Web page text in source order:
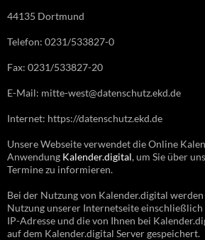
44135 Dortmund
Telefon: 0231/533827-0
Fax: 0231/533827-20
E-Mail: mitte-west@datenschutz.ekd.de
Internet: https://datenschutz.ekd.de
Unsere Webseite verwendet die Online
Anwendung Kalender.digital, um Sie über
Termine zu informieren.
Bei der Nutzung von Kalender.digital
Nutzung unserer Internetseite
IP-Adresse und die von Ihnen bei
auf dem Kalender.digital Server gespeichert.